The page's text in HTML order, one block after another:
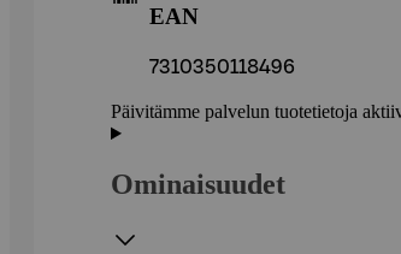
EAN
7310350118496
Päivitämme palvelun tuotetietoja
Ominaisuudet